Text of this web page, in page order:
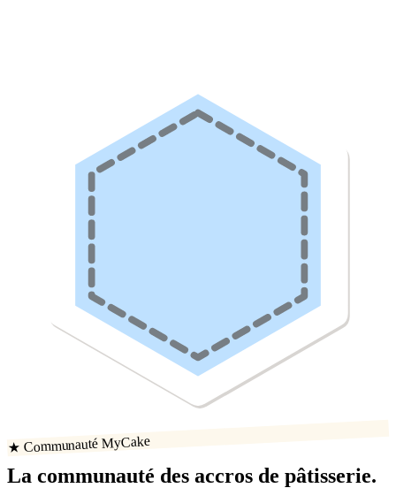
★ Communauté MyCake
La communauté des accros de pâtisserie.